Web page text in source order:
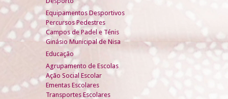
Equipamentos Desportivos
Percursos Pedestres
Campos de Padel e Ténis
Ginásio Municipal de Nisa
Educação
Agrupamento de Escolas
Ação Social Escolar
Ementas Escolares
Transportes Escolares